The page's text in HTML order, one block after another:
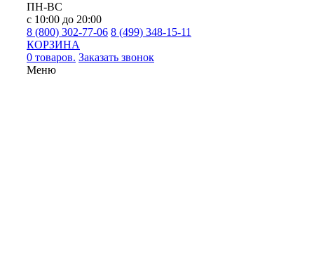
ПН-ВС
с 10:00 до 20:00
8 (800) 302-77-06 8 (499) 348-15-11
КОРЗИНА
0 товаров. Заказать звонок
Меню